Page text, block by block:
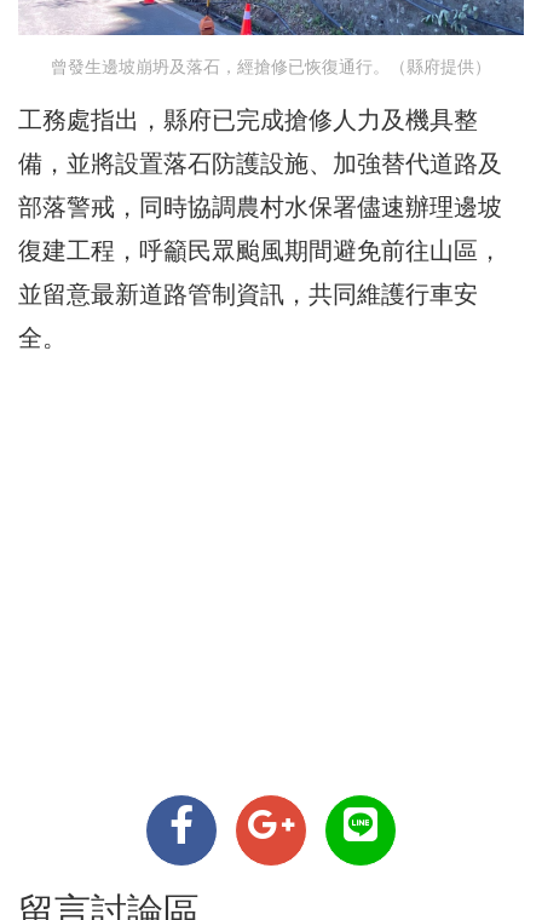
曾發生邊坡崩坍及落石，經搶修已恢復通行。（縣府提供）
工務處指出，縣府已完成搶修人力及機具整
備，並將設置落石防護設施、加強替代道路及
部落警戒，同時協調農村水保署儘速辦理邊坡
復建工程，呼籲民眾颱風期間避免前往山區，
並留意最新道路管制資訊，共同維護行車安
全。
留言討論區